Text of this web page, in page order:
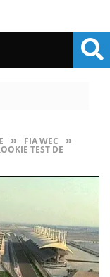
» FIA WEC »
TEST DE